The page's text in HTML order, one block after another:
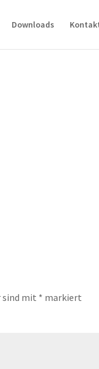
Downloads
sind mit * markiert